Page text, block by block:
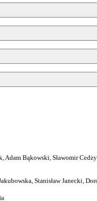
Adam Bąkowski, Sławomir
Stanisław Janecki,